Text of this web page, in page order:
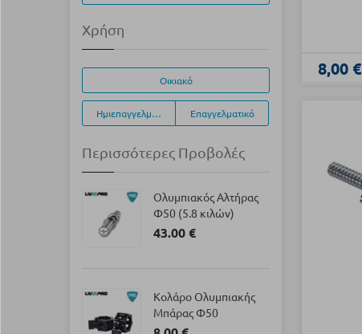
8,00 €
Χρήση
Οικιακό
Ημιεπαγγελματικό Επαγγελματικό
Περισσότερες Προβολές
Ολυμπιακός Αλτήρας
Φ50 (5.8 κιλών)
43.00 €
Κολάρο Ολυμπιακής
Μπάρας Φ50